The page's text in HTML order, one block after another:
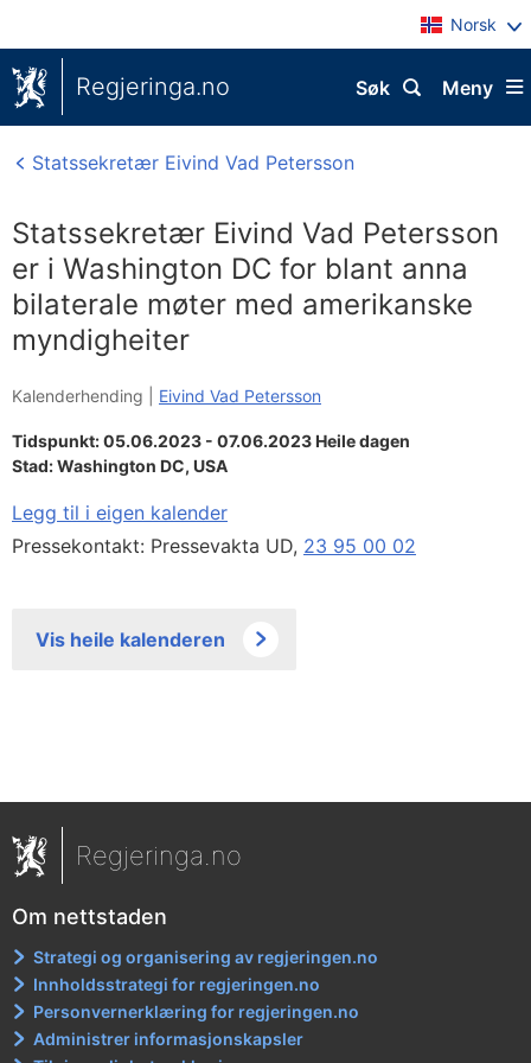
Norsk
Regjeringa.no Meny
Søk
Statssekretær Eivind Vad Petersson
Statssekretær Eivind Vad Petersson
er i Washington DC for blant anna
bilaterale møter med amerikanske
myndigheiter
Kalenderhending | Eivind Vad Petersson
Tidspunkt: 05.06.2023 - 07.06.2023 Heile dagen
Stad:Washington DC, USA
Legg til i eigen kalender
Pressekontakt: Pressevakta UD, 23 95 00 02
Vis heile kalenderen
Regjeringa.no
Om nettstaden
Strategi og organisering av regjeringen.no
Innholdsstrategi for regjeringen.no
Personvernerklæring for regjeringen.no
Administrer informasjonskapsler